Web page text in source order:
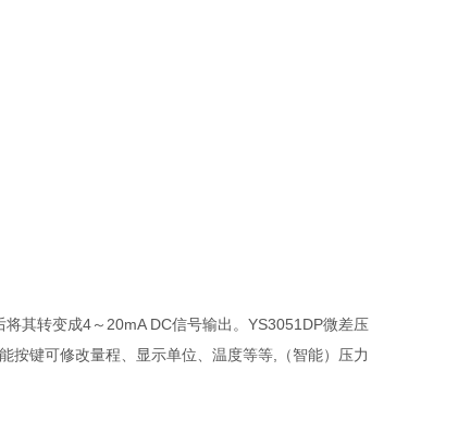
转变成4～20mA DC信号输出。YS3051DP微差压
按键可修改量程、显示单位、温度等等,（智能）压力